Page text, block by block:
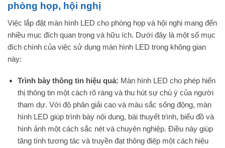
phòng họp, hội nghị
Việc lắp đặt màn hình LED cho phòng họp và hội nghị mang đến
nhiều mục đích quan trọng và hữu ích. Dưới đây là một số mục
đích chính của việc sử dụng màn hình LED trong không gian
này:
Trình bày thông tin hiệu quả: Màn hình LED cho phép hiển
thị thông tin một cách rõ ràng và thu hút sự chú ý của người
tham dự. Với độ phân giải cao và màu sắc sống động, màn
hình LED giúp trình bày nội dung, bài thuyết trình, biểu đồ và
hình ảnh một cách sắc nét và chuyên nghiệp. Điều này giúp
tăng tính tương tác và truyền đạt thông điệp một cách hiệu